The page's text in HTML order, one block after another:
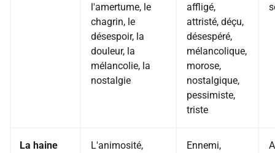
l'amertume, le
chagrin, le
désespoir, la
douleur, la
mélancolie, la
nostalgie
affligé,
attristé, déçu,
désespéré,
mélancolique,
morose,
nostalgique,
pessimiste,
triste
La haine
L'animosité,
Ennemi,